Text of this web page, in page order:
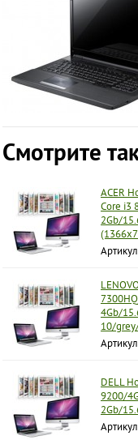
Смотрите
ACER
Core i3
2Gb/
4Gb/
10/
DELL
9200/
2Gb/